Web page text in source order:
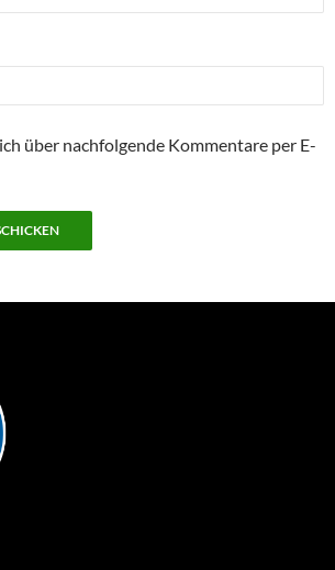
über nachfolgende Kommentare per E-